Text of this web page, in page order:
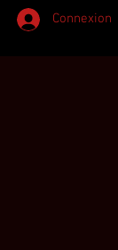
Connexion